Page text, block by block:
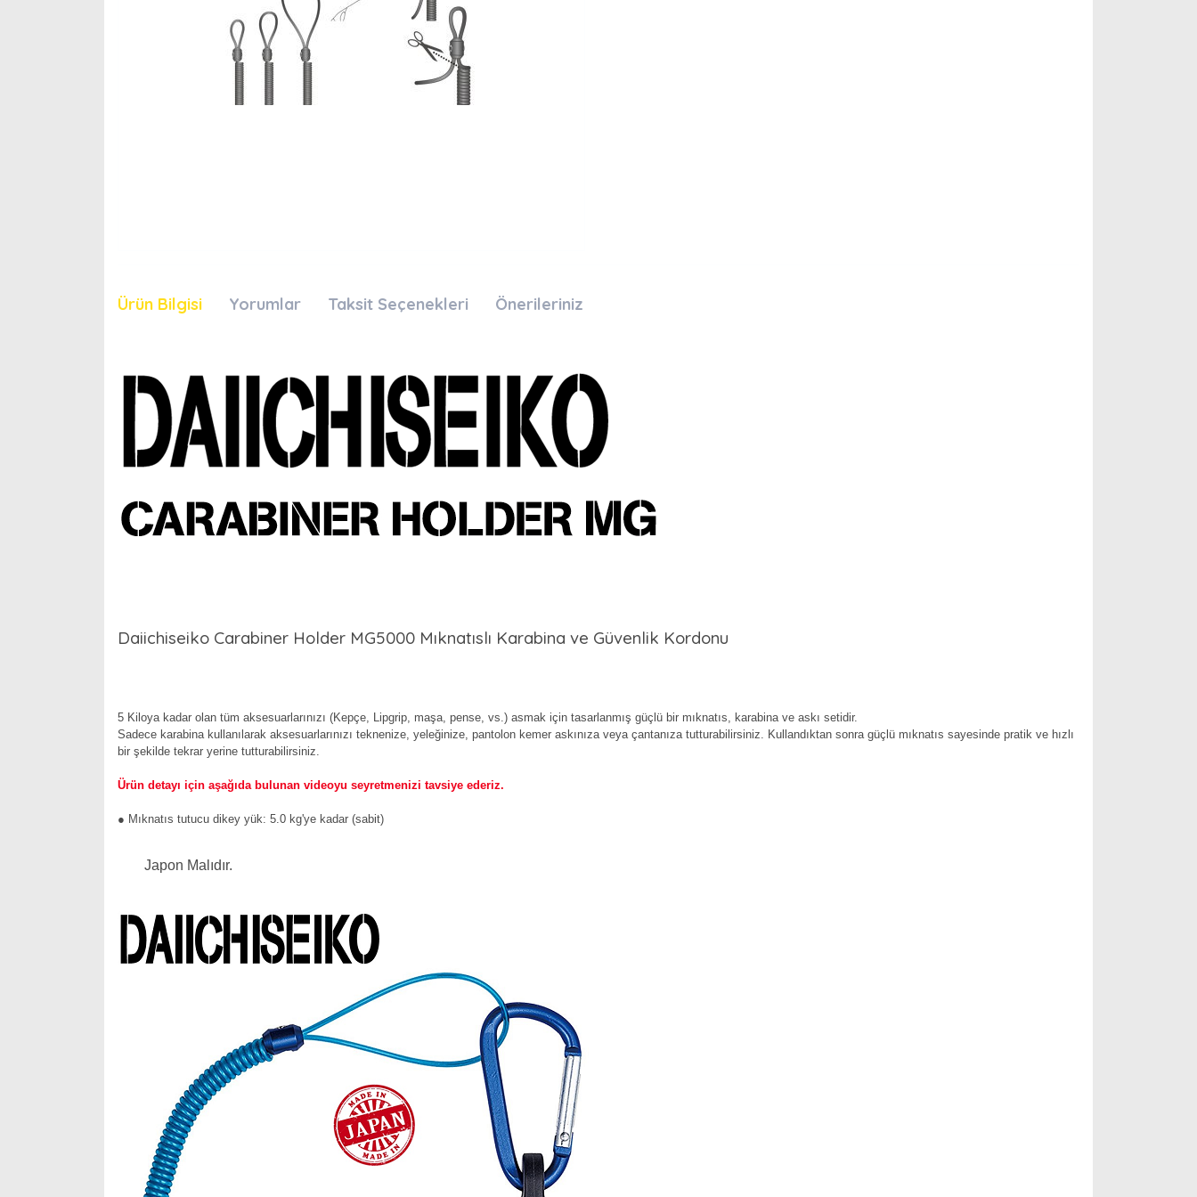
Ürün Bilgisi Yorumlar Taksit Seçenekleri Önerileriniz
Daiichiseiko Carabiner Holder MG5000 Mıknatıslı Karabina ve Güvenlik Kordonu
5 Kiloya kadar olan tüm aksesuarlarınızı (Kepçe, Lipgrip, maşa, pense, vs.) asmak için tasarlanmış güçlü bir mıknatıs, karabina ve askı setidir.
Sadece karabina kullanılarak aksesuarlarınızı teknenize, yeleğinize, pantolon kemer askınıza veya çantanıza tutturabilirsiniz. Kullandıktan sonra güçlü mıknatıs sayesinde pratik ve hızlı
bir şekilde tekrar yerine tutturabilirsiniz.
Ürün detayı için aşağıda bulunan videoyu seyretmenizi tavsiye ederiz.
● Mıknatıs tutucu dikey yük: 5.0 kg'ye kadar (sabit)
Japon Malıdır.